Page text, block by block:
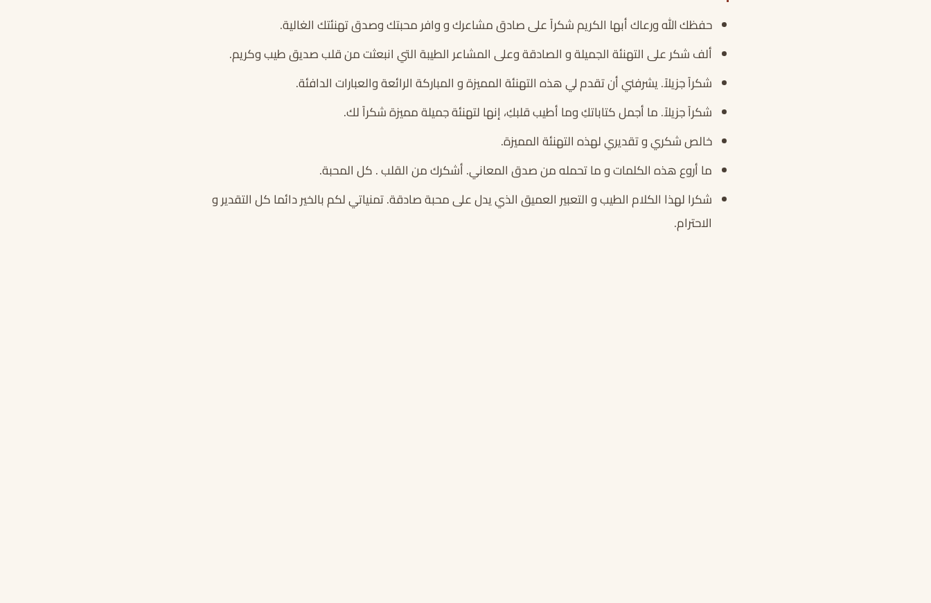
حفظك الله ورعاك أبها الكريم شكراً على صادق مشاعرك و وافر محبتك وصدق تهنئتك الغالية.
ألف شكر على التهنئة الجميلة و الصادقة وعلى المشاعر الطيبة التي انبعثت من قلب صديق طيب وكريم.
شكراً جزيلاً. يشرفني أن تقدم لي هذه التهنئة المميزة و المباركة الرائعة والعبارات الدافئة.
شكراً جزيلاً. ما أجمل كتاباتكِ وما أطيب قلبكِ، إنها لتهنئة جميلة مميزة شكراً لك.
خالص شكري و تقديري لهذه التهنئة المميزة.
ما أروع هذه الكلمات و ما تحمله من صدق المعاني. أشكرك من القلب . كل المحبة.
شكرا لهذا الكلام الطيب و التعبير العميق الذي يدل على محبة صادقة. تمنياتي لكم بالخير دائما كل التقدير و
الاحترام.